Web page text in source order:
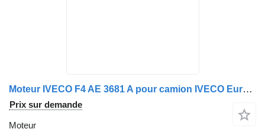
Moteur IVECO F4 AE 3681 A pour camion IVECO Eurocargo 140E28
Prix sur demande
Moteur